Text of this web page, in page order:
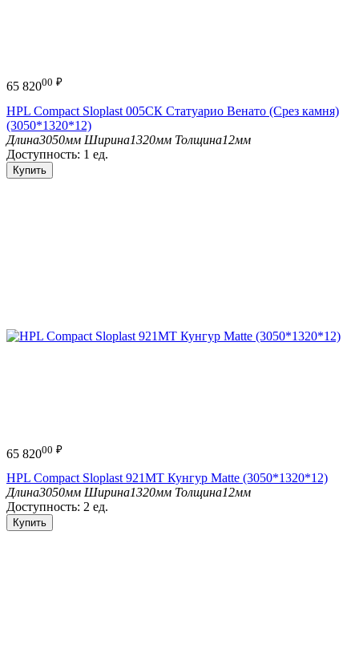
65 82000 ₽
HPL Compact Sloplast 005СК Статуарио Венато (Срез камня)
(3050*1320*12)
Длина3050мм Ширина1320мм Толщина12мм
Доступность: 1 ед.
Купить
65 82000 ₽
HPL Compact Sloplast 921МТ Кунгур Matte (3050*1320*12)
Длина3050мм Ширина1320мм Толщина12мм
Доступность: 2 ед.
Купить